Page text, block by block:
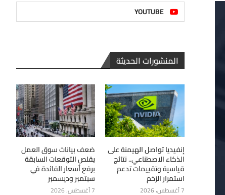
YOUTUBE
المنشورات الحديثة
إنفيديا تواصل الهيمنة على
الذكاء الاصطناعي.. نتائج
قياسية وتقييمات تدعم
استمرار الزخم
7 أغسطس، 2026
ضعف بيانات سوق العمل
يقلص التوقعات السابقة
برفع أسعار الفائدة في
سبتمبر وديسمبر
7 أغسطس، 2026